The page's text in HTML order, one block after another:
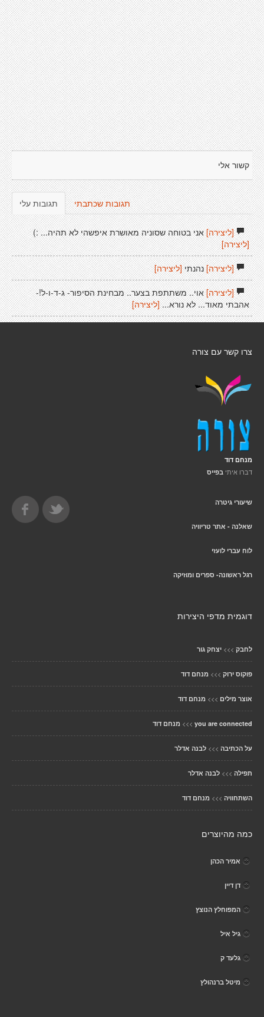
קשור אלי
תגובות עלי תגובות שכתבתי
[ליצירה]אני בטוחה שסוניה מאושרת איפשהי לא תהיה... :)
[ליצירה]
[ליצירה]נהנתי [ליצירה]
[ליצירה]אוי.. משתתפת בצער.. מבחינת הסיפור- ג-ד-ו-ל!-
אהבתי מאוד... לא נורא... [ליצירה]
צרו קשר עם צורה
מנחם דוד
דברו איתי בפייס
שיעורי גיטרה
שאלנה - אתר טריוויה
לוח עברי לועזי
רגל ראשונה- ספרים ומוזיקה
דוגמית מדפי היצירות
לחבק >>> יצחק גור
פוקוס ירוק >>> מנחם דוד
אוצר מילים >>> מנחם דוד
you are connected
>>> מנחם דוד
על הכתיבה >>> לבנה אדלר
תפילה >>> לבנה אדלר
השתחוויה >>> מנחם דוד
כמה מהיוצרים
אמיר הכהן
דן דיין
המפוחלץ הנוצץ
גיל איל
גלעד ק
מיטל ברנהולץ